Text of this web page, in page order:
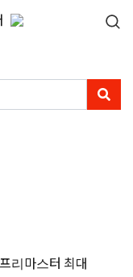
리마스터 최대